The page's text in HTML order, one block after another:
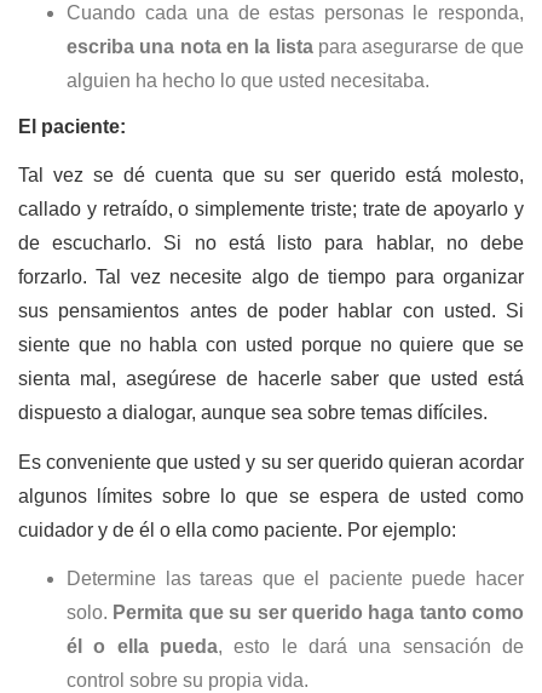
Cuando cada una de estas personas le responda,
escriba una nota en la listapara asegurarse de que
alguien ha hecho lo que usted necesitaba.
El paciente:
Tal vez se dé cuenta que su ser querido está molesto,
callado y retraído, o simplemente triste; trate de apoyarlo y
de escucharlo. Si no está listo para hablar, no debe
forzarlo. Tal vez necesite algo de tiempo para organizar
sus pensamientos antes de poder hablar con usted. Si
siente que no habla con usted porque no quiere que se
sienta mal, asegúrese de hacerle saber que usted está
dispuesto a dialogar, aunque sea sobre temas difíciles.
Es conveniente que usted y su ser querido quieran acordar
algunos límites sobre lo que se espera de usted como
cuidador y de él o ella como paciente. Por ejemplo:
Determine las tareas que el paciente puede hacer
solo. Permita que su ser querido haga tanto como
él o ella pueda, esto le dará una sensación de
control sobre su propia vida.